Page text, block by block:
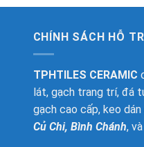
CHÍNH SÁCH HỖ
TPHTILES CERAMIC
lát, gạch trang trí, đá
gạch cao cấp, keo
Củ Chi, Bình Chánh,